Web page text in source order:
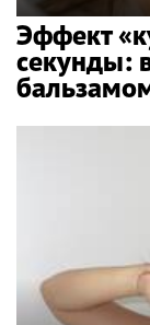
Эффект
секунды: